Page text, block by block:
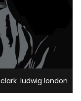
clark ludwig london